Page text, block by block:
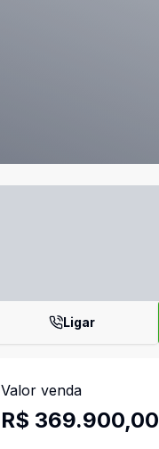
Ligar
Valor venda
R$ 369.900,00